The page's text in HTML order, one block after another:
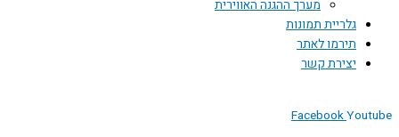
מערך ההגנה האווירית
גלריית תמונות
תירמו לאתר
יצירת קשר
Facebook